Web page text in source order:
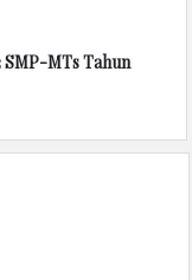
SMP-MTs Tahun